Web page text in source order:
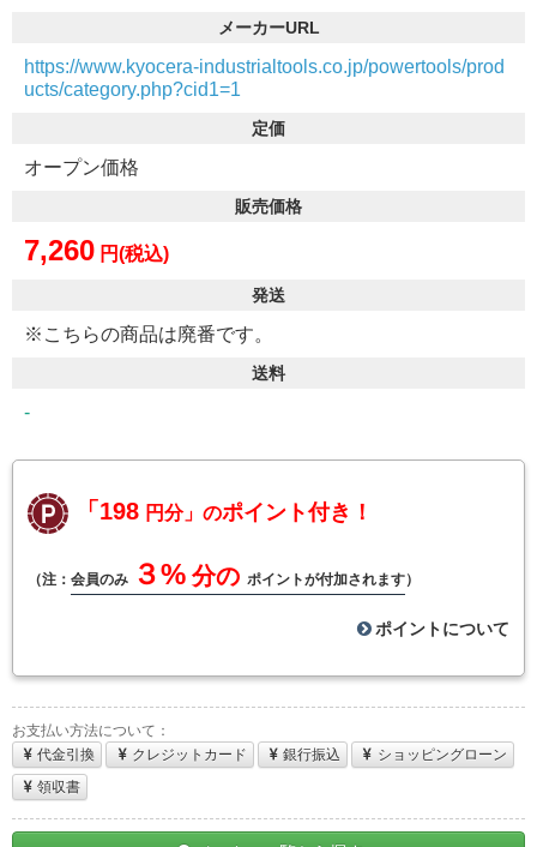
メーカーURL
https://www.kyocera-industrialtools.co.jp/powertools/prod
ucts/category.php?cid1=1
定価
オープン価格
販売価格
7,260 円(税込)
発送
※こちらの商品は廃番です。
送料
-
「198 円分」のポイント付き！
（注： 会員のみ ３% 分の ポイントが付加されます）
ポイントについて
お支払い方法について：
代金引換
クレジットカード 銀行振込
ショッピングローン
領収書